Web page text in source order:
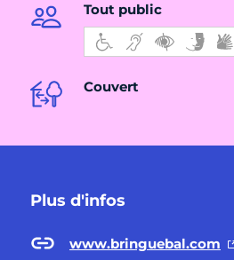
Tout public
Couvert
Plus d'infos
www.bringuebal.com